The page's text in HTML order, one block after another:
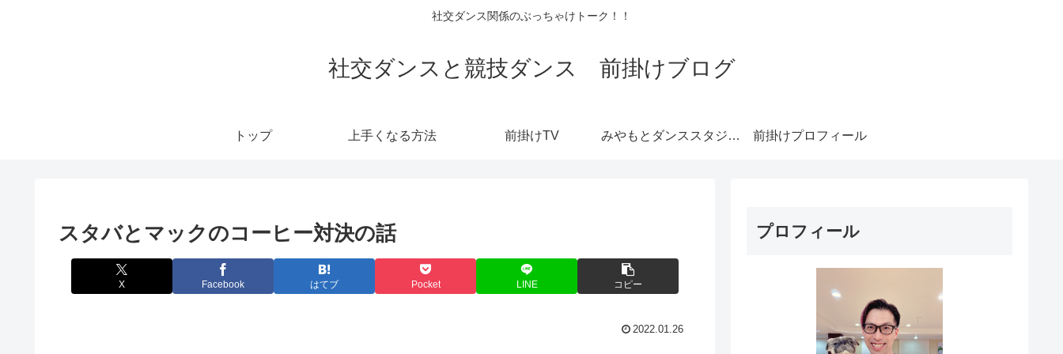
社交ダンス関係のぶっちゃけトーク！！
社交ダンスと競技ダンス 前掛けブログ
トップ 上手くなる方法 前掛けTV みやもとダンススタジオ札幌 前掛けプロフィール
スタバとマックのコーヒー対決の話
X Facebook はてブ Pocket LINE コピー
2022.01.26
プロフィール